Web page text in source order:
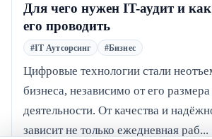
Для чего нужен IT-аудит и
его проводить
#IT Аутсорсинг #Бизнес
Цифровые технологии стали
бизнеса, независимо от его
деятельности. От качества и
зависит не только ежедневная раб...